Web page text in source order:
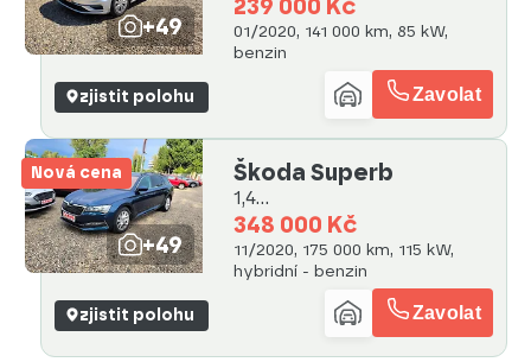
+49
239 000 Kč
01/2020, 141 000 km, 85 kW,
benzin
zjistit polohu Zavolat
Nová cena
+49
Škoda Superb
1,4
TSI,PHEV,DSG,LED,NAVI,V
ÝHŘ
348 000 Kč
11/2020, 175 000 km, 115 kW,
hybridní - benzin
zjistit polohu Zavolat